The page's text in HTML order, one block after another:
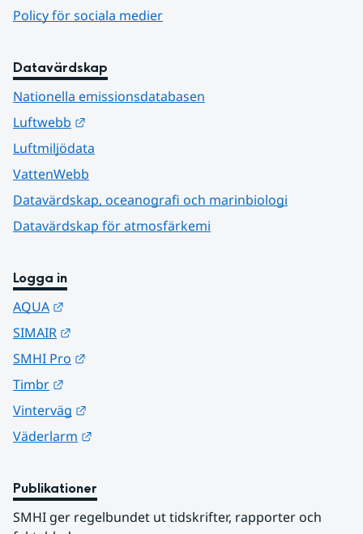
Policy för sociala medier
Datavärdskap
Nationella emissionsdatabasen
Luftwebb
Luftmiljödata
VattenWebb
Datavärdskap, oceanografi och marinbiologi
Datavärdskap för atmosfärkemi
Logga in
AQUA
SIMAIR
SMHI Pro
Timbr
Vinterväg
Väderlarm
Publikationer
SMHI ger regelbundet ut tidskrifter, rapporter och